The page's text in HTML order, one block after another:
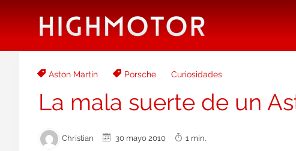
Aston Martin Porsche Curiosidades
La mala suerte de un
Christian 30 mayo 2010 1 min.